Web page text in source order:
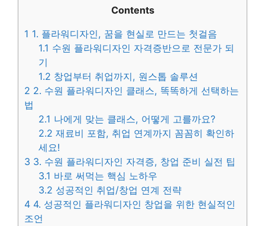
Contents
1 1. 플라워디자인, 꿈을 현실로 만드는 첫걸음
1.1 수원 플라워디자인 자격증반으로 전문가 되
기
1.2 창업부터 취업까지, 원스톱 솔루션
2 2. 수원 플라워디자인 클래스, 똑똑하게 선택하는
법
2.1 나에게 맞는 클래스, 어떻게 고를까요?
2.2 재료비 포함, 취업 연계까지 꼼꼼히 확인하
세요!
3 3. 수원 플라워디자인 자격증, 창업 준비 실전 팁
3.1 바로 써먹는 핵심 노하우
3.2 성공적인 취업/창업 연계 전략
4 4. 성공적인 플라워디자인 창업을 위한 현실적인
조언